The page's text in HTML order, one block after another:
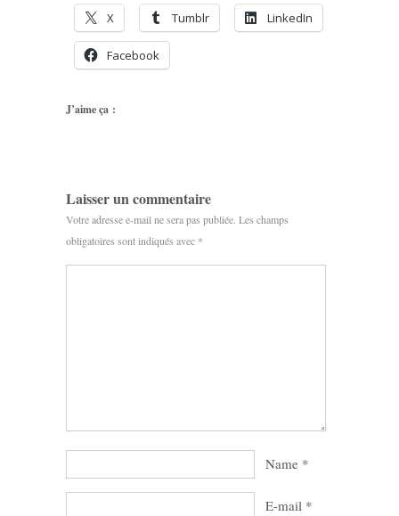
X Tumblr LinkedIn
Facebook
J’aime ça :
Laisser un commentaire
Votre adresse e-mail ne sera pas publiée. Les champs
obligatoires sont indiqués avec *
Name *
E-mail *